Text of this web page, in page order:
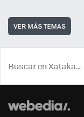
VER MÁS TEMAS